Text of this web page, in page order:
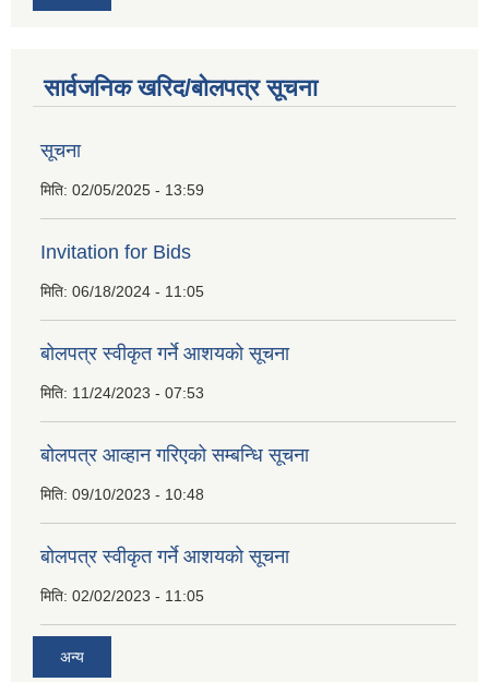
सार्वजनिक खरिद/बोलपत्र सूचना
सूचना
मिति: 02/05/2025 - 13:59
Invitation for Bids
मिति: 06/18/2024 - 11:05
बोलपत्र स्वीकृत गर्ने आशयको सूचना
मिति: 11/24/2023 - 07:53
बोलपत्र आव्हान गरिएको सम्बन्धि सूचना
मिति: 09/10/2023 - 10:48
बाेलपत्र स्वीकृत गर्ने आशयकाे सूचना
मिति: 02/02/2023 - 11:05
अन्य